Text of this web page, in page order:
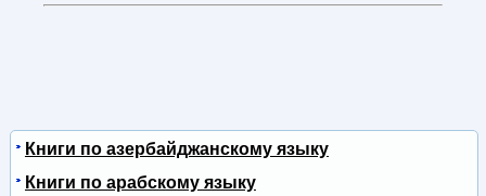
Книги по азербайджанскому языку
Книги по арабскому языку